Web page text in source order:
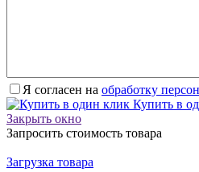
Я согласен на обработку
Купить в
Закрыть окно
Запросить стоимость товара
Загрузка товара